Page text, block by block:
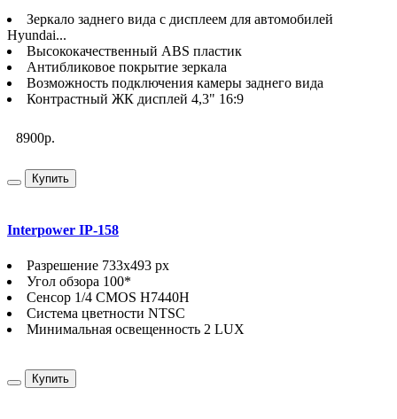
Зеркало заднего вида с дисплеем для автомобилей
Hyundai...
Высококачественный ABS пластик
Антибликовое покрытие зеркала
Возможность подключения камеры заднего вида
Контрастный ЖК дисплей 4,3" 16:9
8900р.
Купить
Interpower IP-158
Разрешение 733х493 px
Угол обзора 100*
Сенсор 1/4 CMOS H7440H
Система цветности NTSC
Минимальная освещенность 2 LUX
Купить